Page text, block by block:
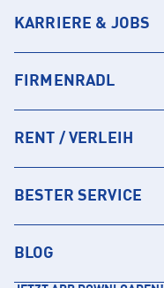
KARRIERE & JOBS
FIRMENRADL
RENT / VERLEIH
BESTER SERVICE
BLOG